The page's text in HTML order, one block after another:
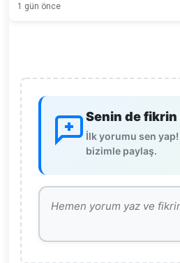
1 gün önce
Senin de fikrin
İlk yorumu sen
bizimle paylaş.